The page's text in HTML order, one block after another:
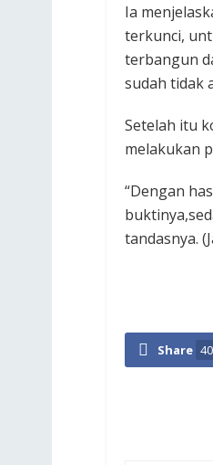
Ia
terkunci,
terbangun
sudah tidak
Setelah itu
melakukan
“Dengan
tandasnya.
Share